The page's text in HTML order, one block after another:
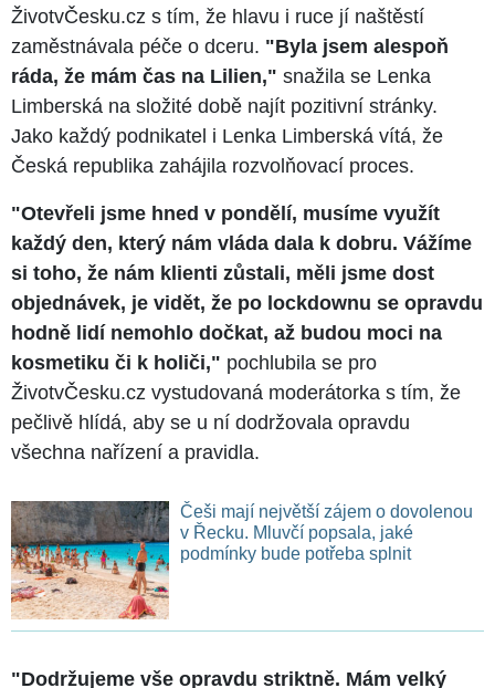
ŽivotvČesku.cz s tím, že hlavu i ruce jí naštěstí
zaměstnávala péče o dceru. "Byla jsem alespoň
ráda, že mám čas na Lilien," snažila se Lenka
Limberská na složité době najít pozitivní stránky.
Jako každý podnikatel i Lenka Limberská vítá, že
Česká republika zahájila rozvolňovací proces.
"Otevřeli jsme hned v pondělí, musíme využít
každý den, který nám vláda dala k dobru. Vážíme
si toho, že nám klienti zůstali, měli jsme dost
objednávek, je vidět, že po lockdownu se opravdu
hodně lidí nemohlo dočkat, až budou moci na
kosmetiku či k holiči," pochlubila se pro
ŽivotvČesku.cz vystudovaná moderátorka s tím, že
pečlivě hlídá, aby se u ní dodržovala opravdu
všechna nařízení a pravidla.
Češi mají největší zájem o dovolenou
v Řecku. Mluvčí popsala, jaké
podmínky bude potřeba splnit
"Dodržujeme vše opravdu striktně. Mám velký